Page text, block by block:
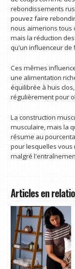
rebondissements
pouvez faire
nous aimerions tous
mais la réduction
qu'un influenceur de
Ces mêmes
une alimentation
équilibrée à huis
régulièrement pour
La construction
musculaire, mais la
résume au
pour lesquelles vous
malgré
Articles en